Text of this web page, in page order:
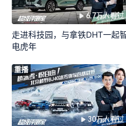
6.7万人看过
走进科技园，与拿铁DHT一起
电虎年
重播
30万人看过